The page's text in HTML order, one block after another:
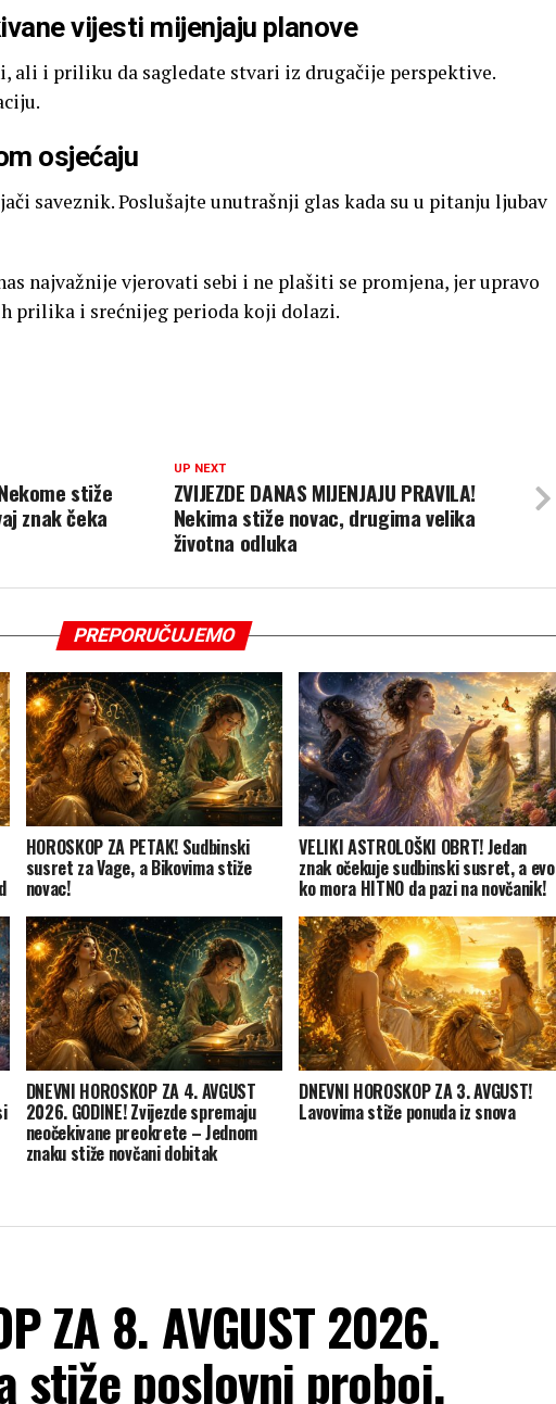
vijesti mijenjaju planove
ali i priliku da sagledate stvari iz drugačije perspektive.
osjećaju
saveznik. Poslušajte unutrašnji glas kada su u pitanju ljubav
najvažnije vjerovati sebi i ne plašiti se promjena, jer upravo
prilika i srećnijeg perioda koji dolazi.
UP NEXT
ZVIJEZDE DANAS MIJENJAJU PRAVILA!
Nekima stiže novac, drugima velika
životna odluka
Nekome stiže
znak čeka
PREPORUČUJEMO
HOROSKOP ZA PETAK! Sudbinski
susret za Vage, a Bikovima stiže
novac!
VELIKI ASTROLOŠKI OBRT! Jedan
znak očekuje sudbinski susret, a evo
ko mora HITNO da pazi na novčanik!
DNEVNI HOROSKOP ZA 4. AVGUST
2026. GODINE! Zvijezde spremaju
neočekivane preokrete – Jednom
znaku stiže novčani dobitak
DNEVNI HOROSKOP ZA 3. AVGUST!
Lavovima stiže ponuda iz snova
ZA 8. AVGUST 2026.
stiže poslovni proboj,